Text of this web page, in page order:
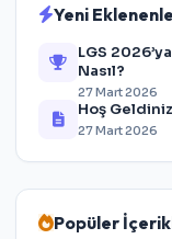
Yeni
LGS
Nasıl?
27 Mart 2026
Hoş
27 Mart 2026
Popüler